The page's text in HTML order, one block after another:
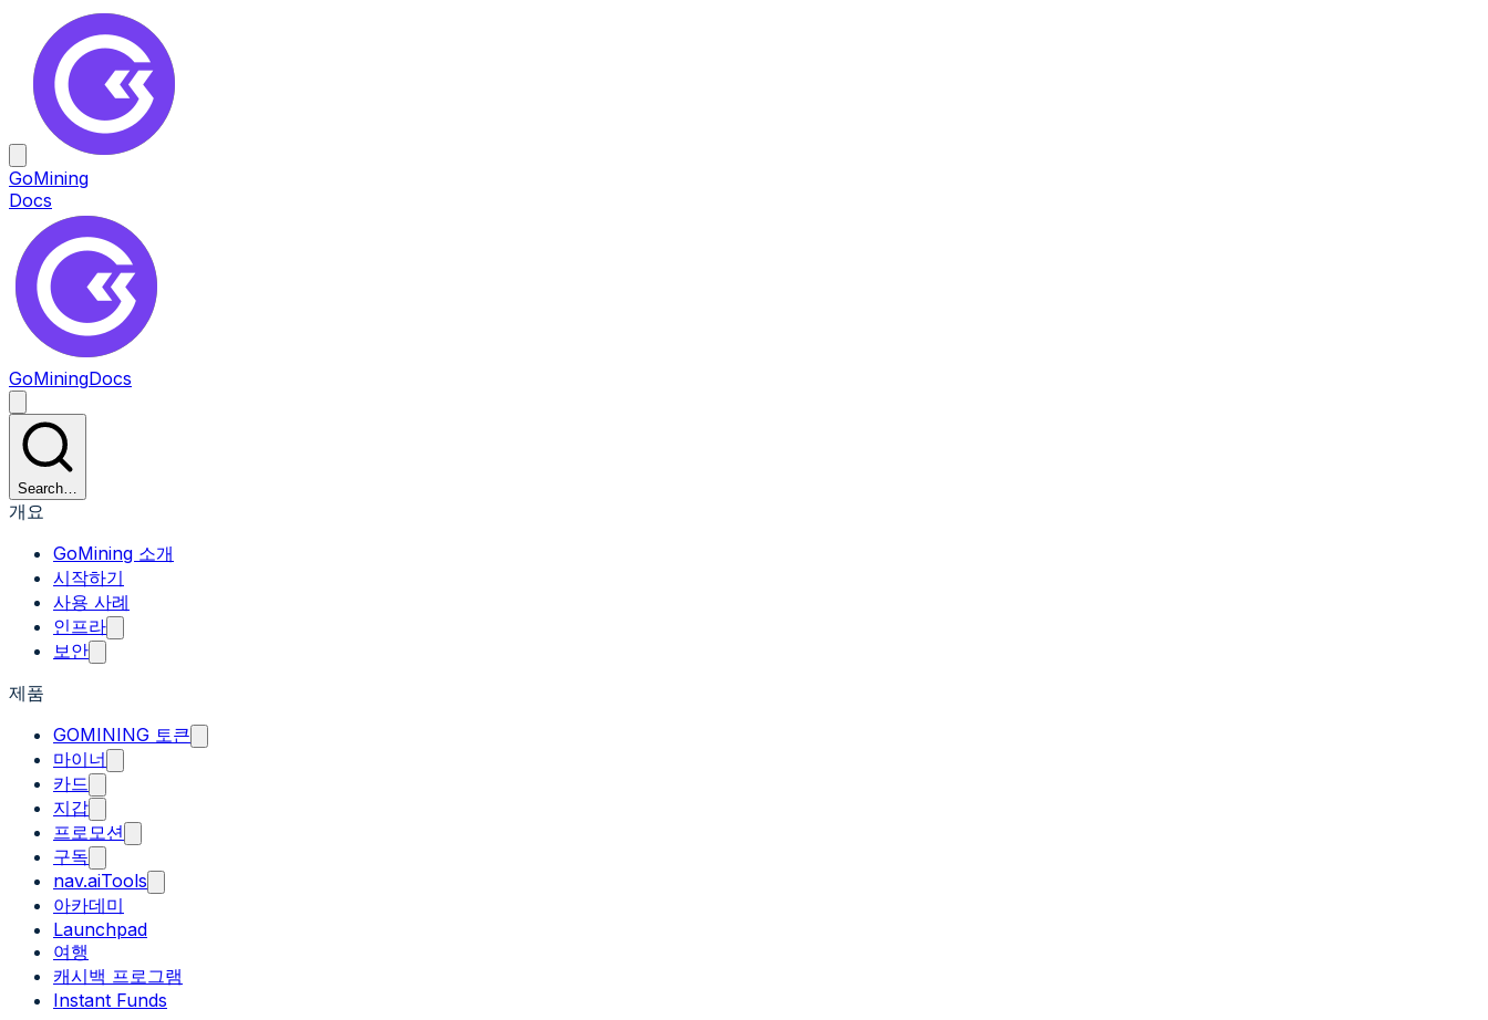
GoMining
Docs
GoMiningDocs
Search…
개요
GoMining 소개
시작하기
사용 사례
인프라
보안
제품
GOMINING 토큰
마이너
카드
지갑
프로모션
구독
nav.aiTools
아카데미
Launchpad
여행
캐시백 프로그램
Instant Funds